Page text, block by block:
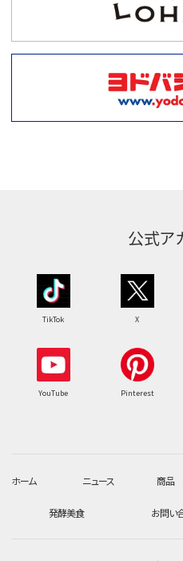
公式ア
TikTok X
YouTube Pinterest
ホーム ニュース 商品
発酵美食 お問い